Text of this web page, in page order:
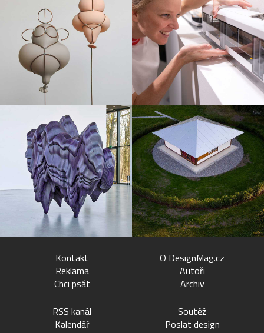
Kontakt
Reklama
Chci psát
O DesignMag.cz
Autoři
Archiv
RSS kanál
Kalendář
Soutěž
Poslat design